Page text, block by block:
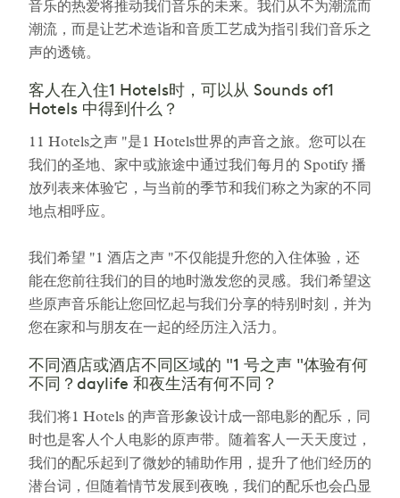
音乐的热爱将推动我们音乐的未来。我们从不为潮流而
潮流，而是让艺术造诣和音质工艺成为指引我们音乐之
声的透镜。
客人在入住1 Hotels时，可以从 Sounds of1
Hotels 中得到什么？
11 Hotels之声 "是1 Hotels世界的声音之旅。您可以在
我们的圣地、家中或旅途中通过我们每月的 Spotify 播
放列表来体验它，与当前的季节和我们称之为家的不同
地点相呼应。
我们希望 "1 酒店之声 "不仅能提升您的入住体验，还
能在您前往我们的目的地时激发您的灵感。我们希望这
些原声音乐能让您回忆起与我们分享的特别时刻，并为
您在家和与朋友在一起的经历注入活力。
不同酒店或酒店不同区域的 "1 号之声 "体验有何
不同？daylife 和夜生活有何不同？
我们将1 Hotels 的声音形象设计成一部电影的配乐，同
时也是客人个人电影的原声带。随着客人一天天度过，
我们的配乐起到了微妙的辅助作用，提升了他们经历的
潜台词，但随着情节发展到夜晚，我们的配乐也会凸显